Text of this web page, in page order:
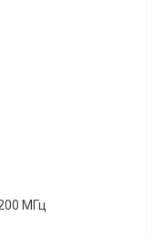
МГц